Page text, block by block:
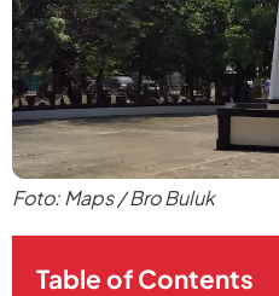
Foto: Maps / Bro Buluk
Table of Contents